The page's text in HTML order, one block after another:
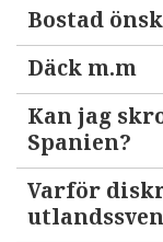
Bostad
Däck m.m
Kan jag
Spanien?
Varför